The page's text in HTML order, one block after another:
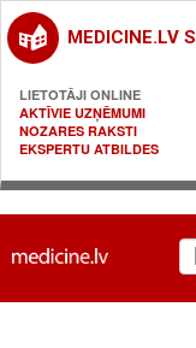
MEDICINE.LV
LIETOTĀJI ONLINE
AKTĪVIE UZŅĒMUMI
NOZARES RAKSTI
EKSPERTU ATBILDES